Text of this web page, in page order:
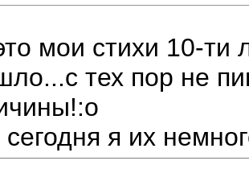
мои стихи 10-ти
тех пор не
я их